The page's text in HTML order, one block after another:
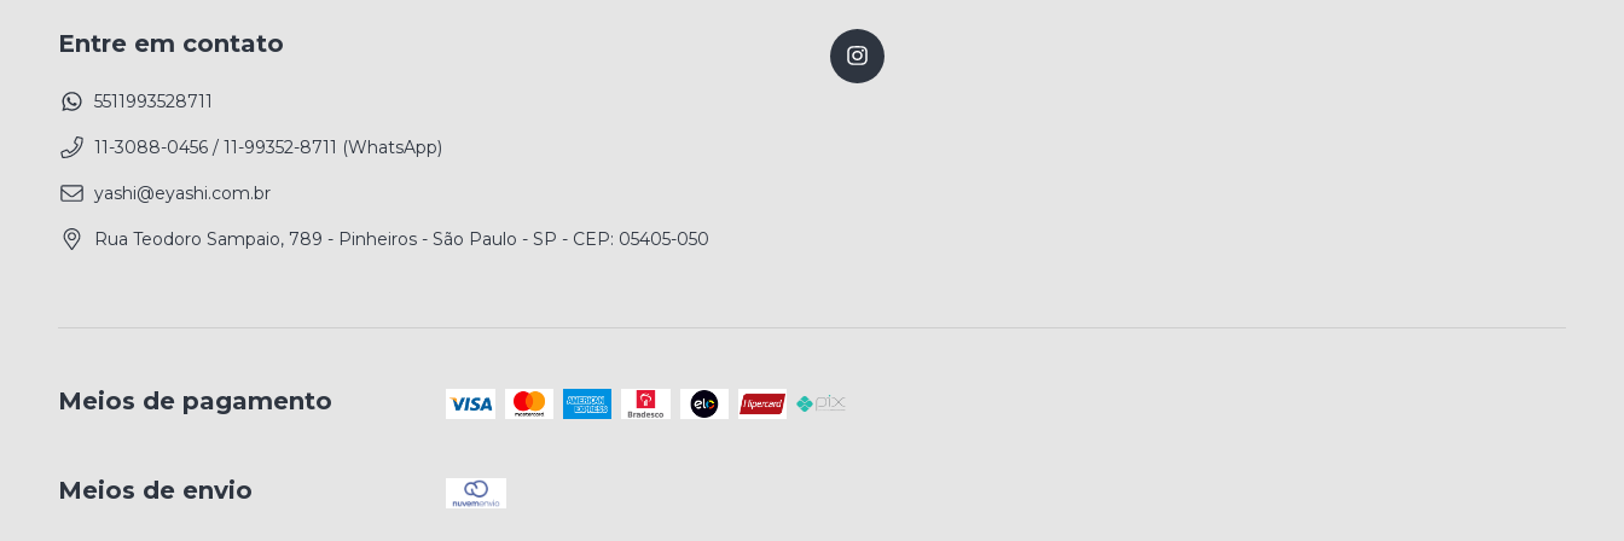
Entre em contato
5511993528711
11-3088-0456 / 11-99352-8711 (WhatsApp)
yashi@eyashi.com.br
Rua Teodoro Sampaio, 789 - Pinheiros - São Paulo - SP - CEP: 05405-050
Meios de pagamento
Meios de envio